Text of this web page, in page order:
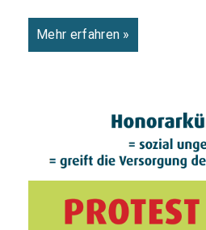
Mehr erfahren »